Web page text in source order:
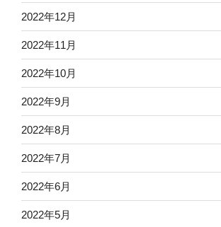
2022年12月
2022年11月
2022年10月
2022年9月
2022年8月
2022年7月
2022年6月
2022年5月